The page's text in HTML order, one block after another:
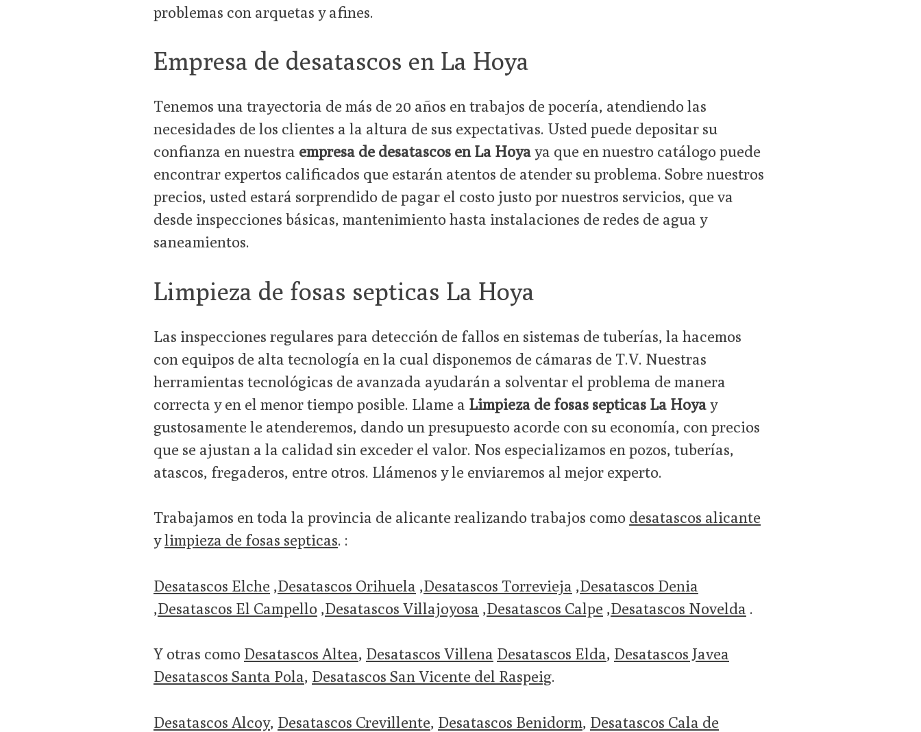
problemas con arquetas y afines.
Empresa de desatascos en La Hoya
Tenemos una trayectoria de más de 20 años en trabajos de pocería, atendiendo las
necesidades de los clientes a la altura de sus expectativas. Usted puede depositar su
confianza en nuestra empresa de desatascos en La Hoyaya que en nuestro catálogo puede
encontrar expertos calificados que estarán atentos de atender su problema. Sobre nuestros
precios, usted estará sorprendido de pagar el costo justo por nuestros servicios, que va
desde inspecciones básicas, mantenimiento hasta instalaciones de redes de agua y
saneamientos.
Limpieza de fosas septicas La Hoya
Las inspecciones regulares para detección de fallos en sistemas de tuberías, la hacemos
con equipos de alta tecnología en la cual disponemos de cámaras de T.V. Nuestras
herramientas tecnológicas de avanzada ayudarán a solventar el problema de manera
correcta y en el menor tiempo posible. Llame a Limpieza de fosas septicas La Hoyay
gustosamente le atenderemos, dando un presupuesto acorde con su economía, con precios
que se ajustan a la calidad sin exceder el valor. Nos especializamos en pozos, tuberías,
atascos, fregaderos, entre otros. Llámenos y le enviaremos al mejor experto.
Trabajamos en toda la provincia de alicante realizando trabajos como desatascos alicante
ylimpieza de fosas septicas. :
Desatascos Elche ,Desatascos Orihuela ,Desatascos Torrevieja ,Desatascos Denia
,Desatascos El Campello ,Desatascos Villajoyosa ,Desatascos Calpe ,Desatascos Novelda .
Y otras como Desatascos Altea, Desatascos Villena Desatascos Elda, Desatascos Javea
Desatascos Santa Pola, Desatascos San Vicente del Raspeig.
Desatascos Alcoy, Desatascos Crevillente, Desatascos Benidorm, Desatascos Cala de